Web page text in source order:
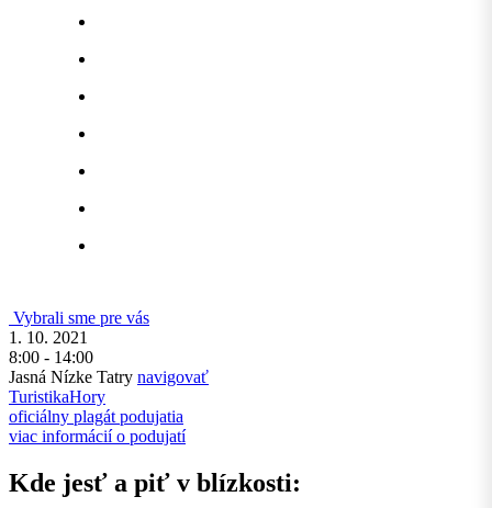
Vybrali sme pre vás
1. 10. 2021
8:00 - 14:00
Jasná Nízke Tatry navigovať
TuristikaHory
oficiálny plagát podujatia
viac informácií o podujatí
Kde jesť a piť v blízkosti: